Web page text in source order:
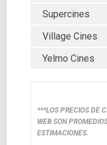
Supercines
Village Cines
Yelmo Cines
***LOS PRECIOS DE
WEB SON
ESTIMACIONES.